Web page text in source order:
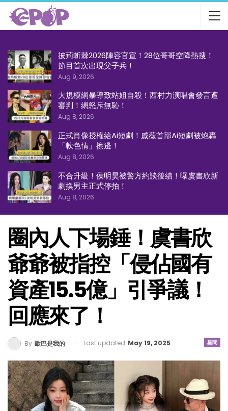
披荊斬棘2026陣容官宣！28位哥哥空降熱搜！
節目首次出現父子兵！
Aug 9, 2026
大規模網暴導致站姐自殺！西村力演唱會發言遭
審判！網怒斥無恥！
Aug 8, 2026
正式肖像授權給Ai短劇！戚薇首部Ai短劇被炮轟
「軟色情」擦邊！
Aug 8, 2026
不合升級！侯明昊被警方約談後續！曝虞書欣新
劇換男主正式停拍！
Aug 8, 2026
圈內人下場錘！虞書欣
爺爺被指控「侵佔國有
資產15.5億」引爭議！
回應來了！
星聞
By 歐巴是我的 Last updated May 19, 2025